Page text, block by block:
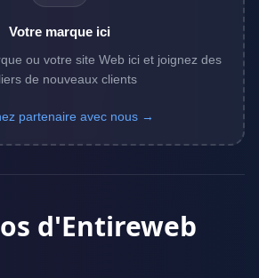
Votre marque ici
ou votre site Web ici et joignez des
de nouveaux clients
partenaire avec nous →
d'Entireweb